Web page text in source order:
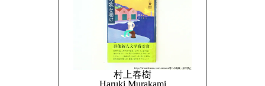
村上春樹